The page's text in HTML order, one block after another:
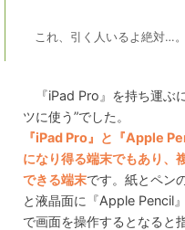
これ、引く人いるよ絶対…。
『iPad Pro』を持ち運ぶ
ツに使う”でした。
『iPad Pro』と『Apple
になり得る端末でもあり、
できる端末です。紙とペン
と液晶面に『Apple Pencil
で画面を操作するとなると